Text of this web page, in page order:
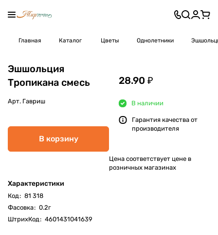
Главная Каталог Цветы Однолетники
Эшшольция
Тропикана смесь
Арт. Гавриш
В корзину
Характеристики
Код: 81 318
Фасовка: 0.2г
ШтрихКод: 4601431041639
28.90 ₽
В наличии
Гарантия качества от
производителя
Цена соответствует цене в
розничных магазинах